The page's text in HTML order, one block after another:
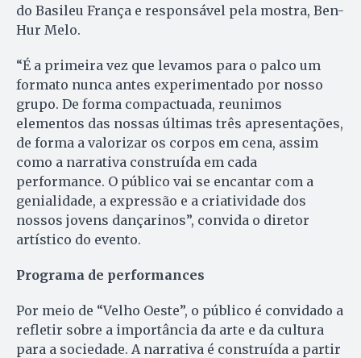
do Basileu França e responsável pela mostra, Ben-
Hur Melo.
“É a primeira vez que levamos para o palco um
formato nunca antes experimentado por nosso
grupo. De forma compactuada, reunimos
elementos das nossas últimas três apresentações,
de forma a valorizar os corpos em cena, assim
como a narrativa construída em cada
performance. O público vai se encantar com a
genialidade, a expressão e a criatividade dos
nossos jovens dançarinos”, convida o diretor
artístico do evento.
Programa de performances
Por meio de “Velho Oeste”, o público é convidado a
refletir sobre a importância da arte e da cultura
para a sociedade. A narrativa é construída a partir